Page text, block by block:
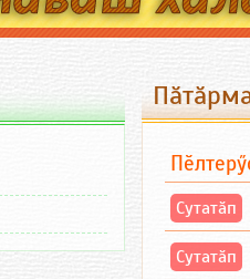
Сутатӑп
Сутатӑп